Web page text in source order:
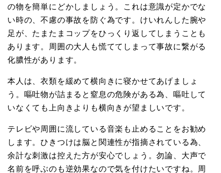
の物を簡単にどかしましょう。これは意識が定かでな
い時の、不慮の事故を防ぐ為です。けいれんした腕や
足が、たまたまコップをひっくり返してしまうことも
あります。周囲の大人も慌ててしまって事故に繋がる
化膿性があります。
本人は、衣類を緩めて横向きに寝かせてあげましょ
う。嘔吐物が詰まると窒息の危険がある為、嘔吐して
いなくても上向きよりも横向きが望ましいです。
テレビや周囲に流している音楽も止めることをお勧め
します。ひきつけは脳と関連性が指摘されている為、
余計な刺激は控えた方が安心でしょう。勿論、大声で
名前を呼ぶのも逆効果なので気を付けたいですね。周